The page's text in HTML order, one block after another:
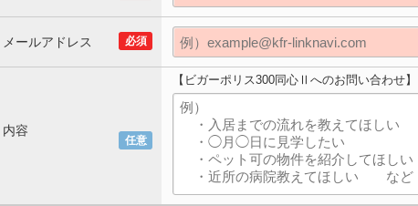
必須
メールアドレス
任意
内容
【ビガーポリス300同心Ⅱへのお問い合わせ】